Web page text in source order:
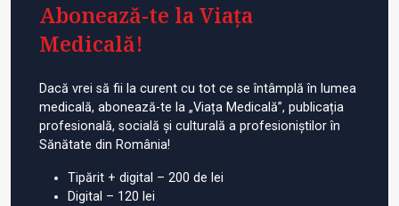
Abonează-te la Viața
Medicală!
Dacă vrei să fii la curent cu tot ce se întâmplă în lumea
medicală, abonează-te la „Viața Medicală”, publicația
profesională, socială și culturală a profesioniștilor în
Sănătate din România!
Tipărit + digital – 200 de lei
Digital – 120 lei